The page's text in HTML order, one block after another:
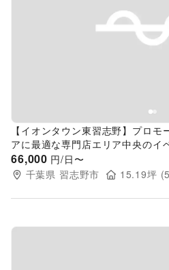
Previous slide
【イオンタウン東習志野】プロ
アに最適な専門店エリア中央のイ
66,000 円/日〜
千葉県 習志野市 15.19坪 (